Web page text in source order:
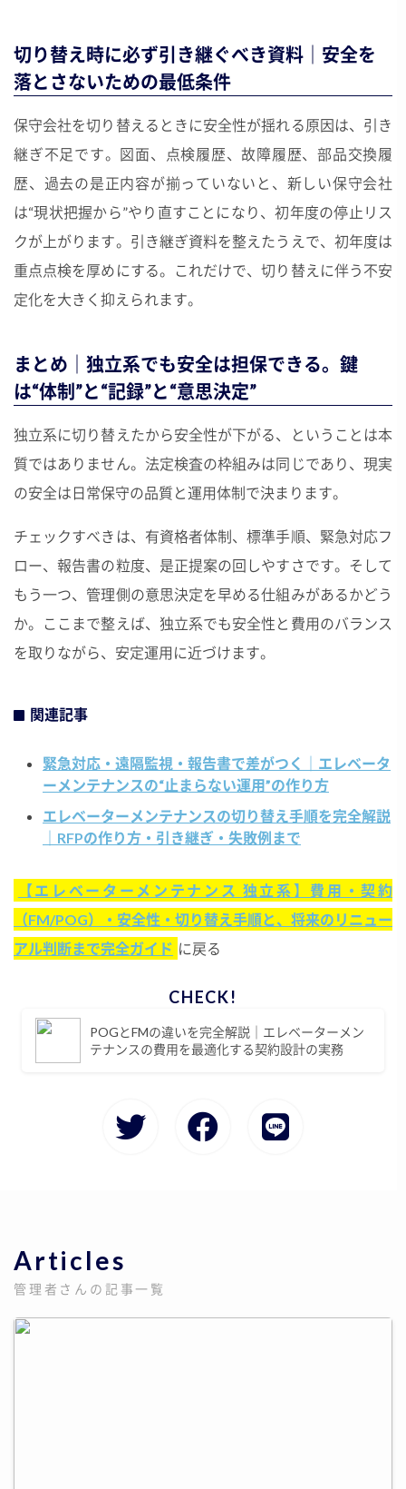
切り替え時に必ず引き継ぐべき資料｜安全を
落とさないための最低条件
保守会社を切り替えるときに安全性が揺れる原因は、引き
継ぎ不足です。図面、点検履歴、故障履歴、部品交換履
歴、過去の是正内容が揃っていないと、新しい保守会社
は“現状把握から”やり直すことになり、初年度の停止リス
クが上がります。引き継ぎ資料を整えたうえで、初年度は
重点点検を厚めにする。これだけで、切り替えに伴う不安
定化を大きく抑えられます。
まとめ｜独立系でも安全は担保できる。鍵
は“体制”と“記録”と“意思決定”
独立系に切り替えたから安全性が下がる、ということは本
質ではありません。法定検査の枠組みは同じであり、現実
の安全は日常保守の品質と運用体制で決まります。
チェックすべきは、有資格者体制、標準手順、緊急対応フ
ロー、報告書の粒度、是正提案の回しやすさです。そして
もう一つ、管理側の意思決定を早める仕組みがあるかどう
か。ここまで整えば、独立系でも安全性と費用のバランス
を取りながら、安定運用に近づけます。
関連記事
緊急対応・遠隔監視・報告書で差がつく｜エレベータ
ーメンテナンスの“止まらない運用”の作り方
エレベーターメンテナンスの切り替え手順を完全解説
｜RFPの作り方・引き継ぎ・失敗例まで
【エレベーターメンテナンス 独立系】費用・契約
（FM/POG）・安全性・切り替え手順と、将来のリニュー
アル判断まで完全ガイド に戻る
POGとFMの違いを完全解説｜エレベーターメン
テナンスの費用を最適化する契約設計の実務
Articles
管理者さんの記事一覧